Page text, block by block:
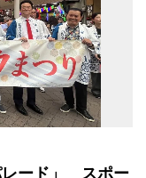
レード」 スポー